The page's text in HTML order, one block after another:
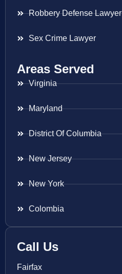
Robbery Defense Lawyer
Sex Crime Lawyer
Areas Served
Virginia
Maryland
District Of Columbia
New Jersey
New York
Colombia
Call Us
Fairfax